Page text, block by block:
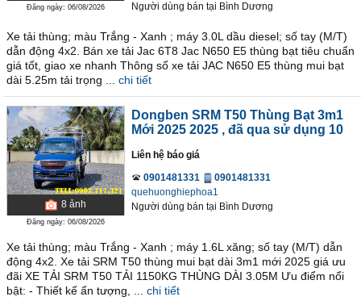
Đăng ngày: 06/08/2026
Người dùng bán tại Bình Dương
Xe tải thùng; màu Trắng - Xanh ; máy 3.0L dầu diesel; số tay (M/T)
dẫn động 4x2. Bán xe tải Jac 6T8 Jac N650 E5 thùng bạt tiêu chuẩn
giá tốt, giao xe nhanh Thông số xe tải JAC N650 E5 thùng mui bạt
dài 5.25m tải trọng ...
chi tiết
8 ảnh
Đăng ngày: 06/08/2026
Dongben SRM T50 Thùng Bạt 3m1
Mới 2025 2025 , đã qua sử dụng 10
Liên hệ báo giá
0901481331
0901481331
quehuonghiephoa1
Người dùng bán tại Bình Dương
Xe tải thùng; màu Trắng - Xanh ; máy 1.6L xăng; số tay (M/T) dẫn
động 4x2. Xe tải SRM T50 thùng mui bạt dài 3m1 mới 2025 giá ưu
đãi XE TẢI SRM T50 TẢI 1150KG THÙNG DÀI 3.05M Ưu điểm nổi
bật: - Thiết kế ấn tượng, ...
chi tiết